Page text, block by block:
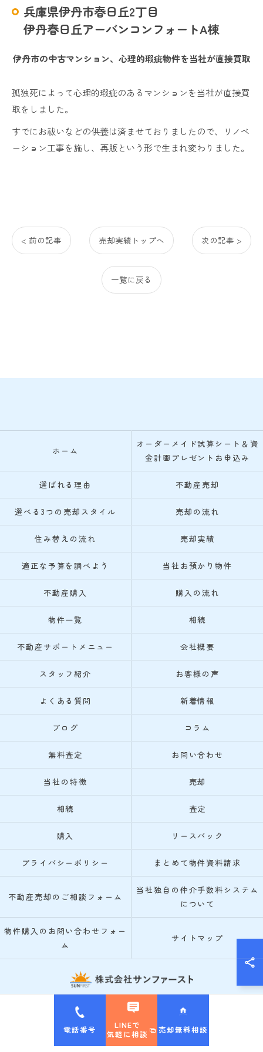
兵庫県伊丹市春日丘2丁目
伊丹春日丘アーバンコンフォートA棟
伊丹市の中古マンション、心理的瑕疵物件を当社が直接買取
孤独死によって心理的瑕疵のあるマンションを当社が直接買
取をしました。
すでにお祓いなどの供養は済ませておりましたので、リノベ
ーション工事を施し、再販という形で生まれ変わりました。
< 前の記事 売却実績トップへ 次の記事 >
一覧に戻る
電話番号
LINEで
気軽に相談
売却無料相談
ホーム
オーダーメイド試算シート＆資
金計画プレゼントお申込み
選ばれる理由 不動産売却
選べる3つの売却スタイル 売却の流れ
住み替えの流れ 売却実績
適正な予算を調べよう 当社お預かり物件
不動産購入 購入の流れ
物件一覧 相続
不動産サポートメニュー 会社概要
スタッフ紹介 お客様の声
よくある質問 新着情報
ブログ コラム
無料査定 お問い合わせ
当社の特徴 売却
相続 査定
購入 リースバック
プライバシーポリシー まとめて物件資料請求
不動産売却のご相談フォーム
当社独自の仲介手数料システム
について
物件購入のお問い合わせフォー
ム
サイトマップ
© 2026 箕面市・池田市の不動産売却なら株式会社サンファースト ALL RIGHTS
RESERVED.